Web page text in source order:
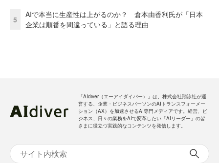
5
AIで本当に生産性は上がるのか？ 倉本由香利氏が「日本
企業は順番を間違っている」と語る理由
「AIdiver（エーアイダイバー）」は、株式会社翔泳社が運
営する、企業・ビジネスパーソンのAIトランスフォーメー
ション（AX）を加速させるAI専門メディアです。経営、ビ
ジネス、日々の業務をAIで変革したい「AIリーダー」の皆
さまに役立つ実践的なコンテンツを発信します。